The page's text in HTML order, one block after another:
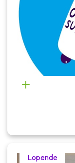
Lopende